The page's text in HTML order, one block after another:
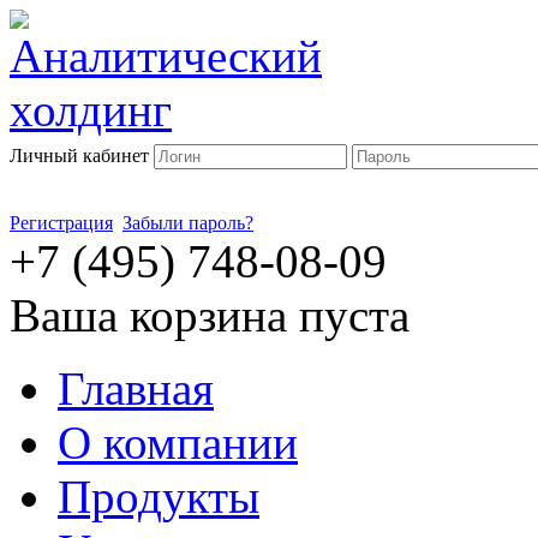
Личный кабинет
Регистрация Забыли пароль?
+7 (495) 748-08-09
Ваша корзина пуста
Главная
О компании
Продукты